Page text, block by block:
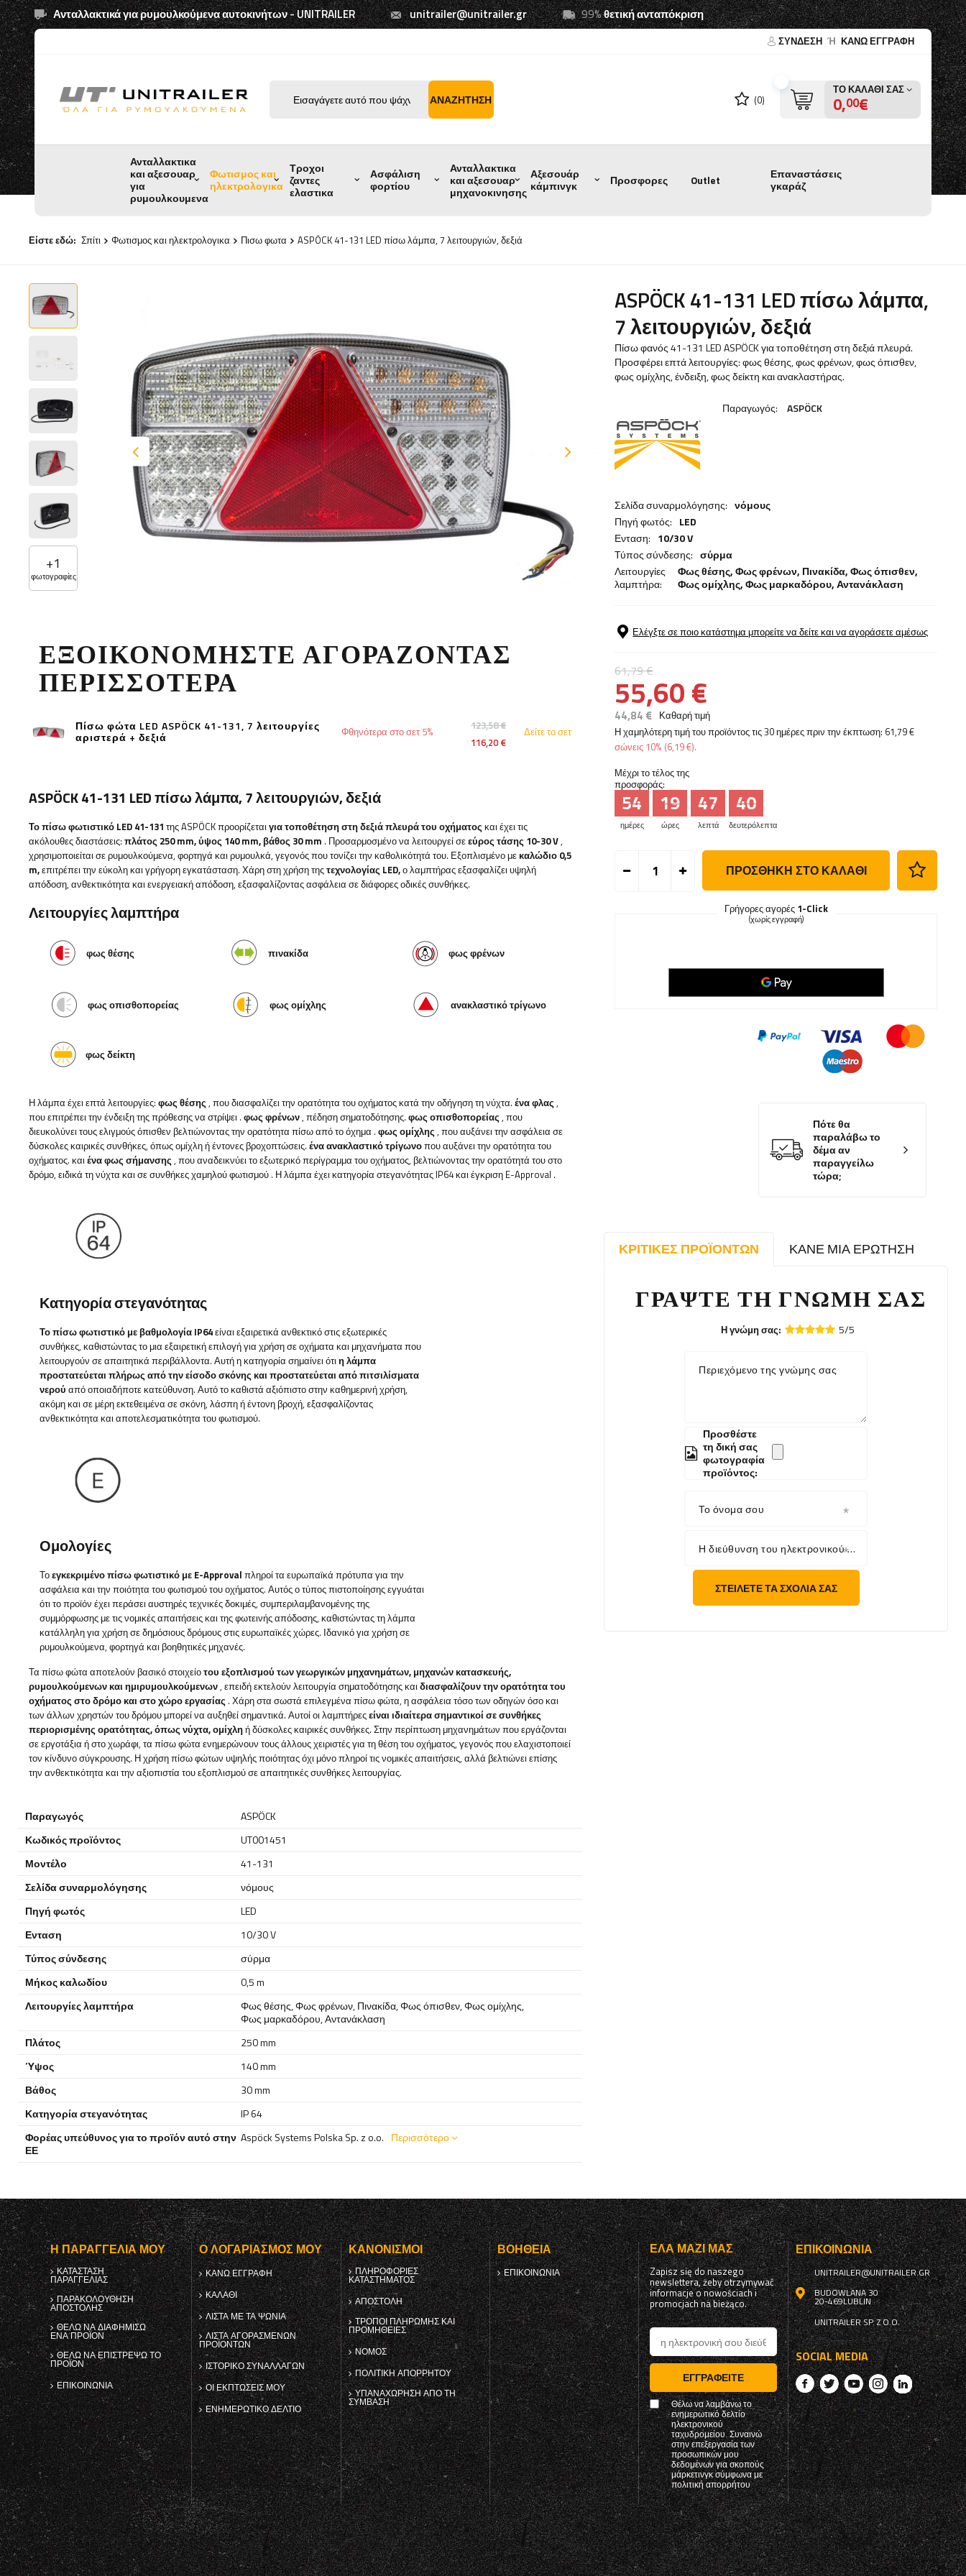
Ανταλλακτικά για ρυμουλκούμενα αυτοκινήτων - UNITRAILER unitrailer@unitrailer.gr 99%θετική ανταπόκριση
ΣΎΝΔΕΣΗ Ή ΚΑΝΩ ΕΓΓΡΑΦΗ
ΑΝΑΖΉΤΗΣΗ (0)
ΤΟ ΚΑΛΆΘΙ ΣΑΣ
0,00€
Ανταλλακτικα
και αξεσουαρ
για
ρυμουλκουμενα
Φωτισμος και
ηλεκτρολογικα
Τροχοι
ζαντες
ελαστικα
Ασφάλιση
φορτίου
Ανταλλακτικα
και αξεσουαρ
μηχανοκινησης
Αξεσουάρ
κάμπινγκ
Προσφορες Outlet
Επαναστάσεις
γκαράζ
Είστε εδώ: Σπίτι Φωτισμος και ηλεκτρολογικα Πισω φωτα ASPÖCK 41-131 LED πίσω λάμπα, 7 λειτουργιών, δεξιά
+1
φωτογραφίες
ASPÖCK 41-131 LED πίσω λάμπα,
7 λειτουργιών, δεξιά
Πίσω φανός 41-131 LED ASPÖCK για τοποθέτηση στη δεξιά πλευρά.
Προσφέρει επτά λειτουργίες: φως θέσης, φως φρένων, φως όπισθεν,
φως ομίχλης, ένδειξη, φως δείκτη και ανακλαστήρας.
Παραγωγός: ASPÖCK
Σελίδα συναρμολόγησης: νόμους
Πηγή φωτός: LED
Ενταση: 10/30 V
Τύπος σύνδεσης: σύρμα
Λειτουργίες
λαμπτήρα:
Φως θέσης,Φως φρένων, Πινακίδα,Φως όπισθεν,
Φως ομίχλης,Φως μαρκαδόρου,Αντανάκλαση
Ελέγξτε σε ποιο κατάστημα μπορείτε να δείτε και να αγοράσετε αμέσως
61,79 €
55,60 €
44,84 € Καθαρή τιμή
Η χαμηλότερη τιμή του προϊόντος τις 30 ημέρες πριν την έκπτωση: 61,79 €
σώνεις 10% (6,19 €).
Μέχρι το τέλος της
προσφοράς:
ημέρες
54
ώρες
19
λεπτά
47
δευτερόλεπτα
39
ΠΡΟΣΘΉΚΗ ΣΤΟ ΚΑΛΆΘΙ
Γρήγορες αγορές 1-Click
(χωρίς εγγραφή)
Πότε θα
παραλάβω το
δέμα αν
παραγγείλω
τώρα;
ΚΡΙΤΙΚΈΣ ΠΡΟΪΌΝΤΩΝ ΚΆΝΕ ΜΙΑ ΕΡΏΤΗΣΗ
ΓΡΆΨΤΕ ΤΗ ΓΝΏΜΗ ΣΑΣ
Η γνώμη σας: 5/5
Περιεχόμενο της γνώμης σας
Προσθέστε
τη δική σας
φωτογραφία
προϊόντος:
Το όνομα σου
Η διεύθυνση του ηλεκτρονικού σου ταχυδρομείου
ΣΤΕΊΛΕΤΕ ΤΑ ΣΧΌΛΙΆ ΣΑΣ
ΕΞΟΙΚΟΝΟΜΉΣΤΕ ΑΓΟΡΆΖΟΝΤΑΣ
ΠΕΡΙΣΣΌΤΕΡΑ
Πίσω φώτα LED ASPÖCK 41-131, 7 λειτουργίες
αριστερά + δεξιά
123,58 €
116,20 €
Φθηνότερα στο σετ 5% Δείτε το σετ
ASPÖCK 41-131 LED πίσω λάμπα, 7 λειτουργιών, δεξιά
Το πίσω φωτιστικό LED 41-131 της ASPÖCK προορίζεταιγια τοποθέτηση στη δεξιά πλευρά του οχήματοςκαι έχει τις
ακόλουθες διαστάσεις: πλάτος 250 mm, ύψος 140 mm, βάθος 30 mm . Προσαρμοσμένο να λειτουργεί σεεύρος τάσης 10-30 V,
χρησιμοποιείται σε ρυμουλκούμενα, φορτηγά και ρυμουλκά, γεγονός που τονίζει την καθολικότητά του. Εξοπλισμένο με καλώδιο 0,5
m,επιτρέπει την εύκολη και γρήγορη εγκατάσταση. Χάρη στη χρήση τηςτεχνολογίας LED,ο λαμπτήρας εξασφαλίζει υψηλή
απόδοση, ανθεκτικότητα και ενεργειακή απόδοση, εξασφαλίζοντας ασφάλεια σε διάφορες οδικές συνθήκες.
Λειτουργίες λαμπτήρα
φως θέσης πινακίδα φως φρένων
φως οπισθοπορείας φως ομίχλης ανακλαστικό τρίγωνο
φως δείκτη
Η λάμπα έχει επτά λειτουργίες: φως θέσης, που διασφαλίζει την ορατότητα του οχήματος κατά την οδήγηση τη νύχτα. ένα φλας,
που επιτρέπει την ένδειξη της πρόθεσης να στρίψει . φως φρένων, πέδηση σηματοδότησης. φως οπισθοπορείας, που
διευκολύνει τους ελιγμούς όπισθεν βελτιώνοντας την ορατότητα πίσω από το όχημα . φως ομίχλης, που αυξάνει την ασφάλεια σε
δύσκολες καιρικές συνθήκες, όπως ομίχλη ή έντονες βροχοπτώσεις. ένα ανακλαστικό τρίγωνοπου αυξάνει την ορατότητα του
οχήματος. καιένα φως σήμανσης, που αναδεικνύει το εξωτερικό περίγραμμα του οχήματος, βελτιώνοντας την ορατότητά του στο
δρόμο, ειδικά τη νύχτα και σε συνθήκες χαμηλού φωτισμού . Η λάμπα έχει κατηγορία στεγανότητας IP64 και έγκριση E-Approval .
Κατηγορία στεγανότητας
Το πίσω φωτιστικό με βαθμολογία IP64είναι εξαιρετικά ανθεκτικό στις εξωτερικές
συνθήκες, καθιστώντας το μια εξαιρετική επιλογή για χρήση σε οχήματα και μηχανήματα που
λειτουργούν σε απαιτητικά περιβάλλοντα. Αυτή η κατηγορία σημαίνει ότιη λάμπα
προστατεύεται πλήρως από την είσοδο σκόνης και προστατεύεται από πιτσιλίσματα
νερού από οποιαδήποτε κατεύθυνση. Αυτό το καθιστά αξιόπιστο στην καθημερινή χρήση,
ακόμη και σε μέρη εκτεθειμένα σε σκόνη, λάσπη ή έντονη βροχή, εξασφαλίζοντας
ανθεκτικότητα και αποτελεσματικότητα του φωτισμού.
Ομολογίες
Τοεγκεκριμένο πίσω φωτιστικό με E-Approval πληροί τα ευρωπαϊκά πρότυπα για την
ασφάλεια και την ποιότητα του φωτισμού του οχήματος. Αυτός ο τύπος πιστοποίησης εγγυάται
ότι το προϊόν έχει περάσει αυστηρές τεχνικές δοκιμές, συμπεριλαμβανομένης της
συμμόρφωσης με τις νομικές απαιτήσεις και της φωτεινής απόδοσης, καθιστώντας τη λάμπα
κατάλληλη για χρήση σε δημόσιους δρόμους στις ευρωπαϊκές χώρες. Ιδανικό για χρήση σε
ρυμουλκούμενα, φορτηγά και βοηθητικές μηχανές.
Τα πίσω φώτα αποτελούν βασικό στοιχείοτου εξοπλισμού των γεωργικών μηχανημάτων, μηχανών κατασκευής,
ρυμουλκούμενων και ημιρυμουλκούμενων, επειδή εκτελούν λειτουργία σηματοδότησης καιδιασφαλίζουν την ορατότητα του
οχήματος στο δρόμο και στο χώρο εργασίας . Χάρη στα σωστά επιλεγμένα πίσω φώτα, η ασφάλεια τόσο των οδηγών όσο και
των άλλων χρηστών του δρόμου μπορεί να αυξηθεί σημαντικά. Αυτοί οι λαμπτήρεςείναι ιδιαίτερα σημαντικοί σε συνθήκες
περιορισμένης ορατότητας, όπως νύχτα, ομίχληή δύσκολες καιρικές συνθήκες. Στην περίπτωση μηχανημάτων που εργάζονται
σε εργοτάξια ή στο χωράφι, τα πίσω φώτα ενημερώνουν τους άλλους χειριστές για τη θέση του οχήματος, γεγονός που ελαχιστοποιεί
τον κίνδυνο σύγκρουσης. Η χρήση πίσω φώτων υψηλής ποιότητας όχι μόνο πληροί τις νομικές απαιτήσεις, αλλά βελτιώνει επίσης
την ανθεκτικότητα και την αξιοπιστία του εξοπλισμού σε απαιτητικές συνθήκες λειτουργίας.
Παραγωγός
ASPÖCK
Κωδικός προϊόντος
UT001451
Μοντέλο
41-131
Σελίδα συναρμολόγησης
νόμους
Πηγή φωτός
LED
Ενταση
10/30 V
Τύπος σύνδεσης
σύρμα
Μήκος καλωδίου
0,5 m
Λειτουργίες λαμπτήρα
Φως θέσης,Φως φρένων,Πινακίδα,Φως όπισθεν,Φως ομίχλης,
Φως μαρκαδόρου,Αντανάκλαση
Πλάτος
250 mm
Ύψος
140 mm
Βάθος
30 mm
Κατηγορία στεγανότητας
IP 64
Φορέας υπεύθυνος για το προϊόν αυτό στην
ΕΕ
Aspöck Systems Polska Sp. z o.o. Περισσότερο
Η ΠΑΡΑΓΓΕΛΊΑ ΜΟΥ
ΚΑΤΆΣΤΑΣΗ
ΠΑΡΑΓΓΕΛΊΑΣ
ΠΑΡΑΚΟΛΟΎΘΗΣΗ
ΑΠΟΣΤΟΛΉΣ
ΘΈΛΩ ΝΑ ΔΙΑΦΗΜΊΣΩ
ΈΝΑ ΠΡΟΪΌΝ
ΘΈΛΩ ΝΑ ΕΠΙΣΤΡΈΨΩ ΤΟ
ΠΡΟΪΌΝ
ΕΠΙΚΟΙΝΩΝΊΑ
Ο ΛΟΓΑΡΙΑΣΜΌΣ ΜΟΥ
ΚΑΝΩ ΕΓΓΡΑΦΗ
ΚΑΛΆΘΙ
ΛΊΣΤΑ ΜΕ ΤΑ ΨΏΝΙΑ
ΛΊΣΤΑ ΑΓΟΡΑΣΜΈΝΩΝ
ΠΡΟΪΌΝΤΩΝ
ΙΣΤΟΡΙΚΌ ΣΥΝΑΛΛΑΓΏΝ
ΟΙ ΕΚΠΤΏΣΕΙΣ ΜΟΥ
ΕΝΗΜΕΡΩΤΙΚΌ ΔΕΛΤΊΟ
ΚΑΝΟΝΙΣΜΟΊ
ΠΛΗΡΟΦΟΡΊΕΣ
ΚΑΤΑΣΤΉΜΑΤΟΣ
ΑΠΟΣΤΟΛΉ
ΤΡΌΠΟΙ ΠΛΗΡΩΜΉΣ ΚΑΙ
ΠΡΟΜΉΘΕΙΕΣ
ΝΌΜΟΣ
ΠΟΛΙΤΙΚΉ ΑΠΟΡΡΉΤΟΥ
ΥΠΑΝΑΧΏΡΗΣΗ ΑΠΌ ΤΗ
ΣΎΜΒΑΣΗ
ΒΟΉΘΕΙΑ
ΕΠΙΚΟΙΝΩΝΊΑ
ΈΛΑ ΜΑΖΊ ΜΑΣ
Zapisz się do naszego
newslettera, żeby otrzymywać
informacje o nowościach i
promocjach na bieżąco.
ΕΓΓΡΑΦΕΊΤΕ
Θέλω να λαμβάνω το
ενημερωτικό δελτίο
ηλεκτρονικού
ταχυδρομείου. Συναινώ
στην επεξεργασία των
προσωπικών μου
δεδομένων για σκοπούς
μάρκετινγκ σύμφωνα με
πολιτική απορρήτου
ΕΠΙΚΟΙΝΩΝΊΑ
UNITRAILER@UNITRAILER.GR
BUDOWLANA 30
20-469LUBLIN
UNITRAILER SP. Z O.O.
SOCIAL MEDIA